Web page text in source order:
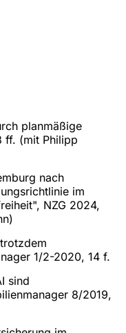
und
im Bau-
planmäßige
ff. (mit Philipp
nach
im
NZG 2024,
1/2-2020, 14 f.
sind
8/2019,